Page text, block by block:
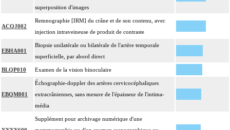
superposition d'images
ACQJ002
Remnographie [IRM] du crâne et de son contenu, avec
injection intraveineuse de produit de contraste
EBHA001
Biopsie unilatérale ou bilatérale de l'artère temporale
superficielle, par abord direct
BLQP010 Examen de la vision binoculaire
EBQM001
Échographie-doppler des artères cervicocéphaliques
extracrâniennes, sans mesure de l'épaisseur de l'intima-
média
Supplément pour archivage numérique d'une